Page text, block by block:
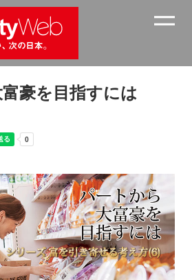
豪を目指すには